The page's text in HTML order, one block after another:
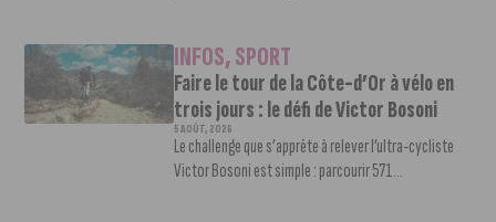
INFOS,SPORT
Faire le tour de la Côte-d’Or à vélo en
trois jours : le défi de Victor Bosoni
5 AOÛT, 2026
Le challenge que s’apprête à relever l’ultra-cycliste
Victor Bosoni est simple : parcourir 571...